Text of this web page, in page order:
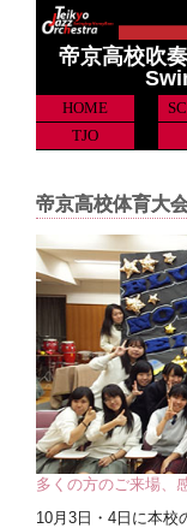
帝京高校吹
HOME
TJO
帝京高校体育大
多くの方のご来場、
10月3日・4日に本校